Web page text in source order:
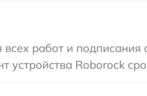
работ и
устройства Roborock